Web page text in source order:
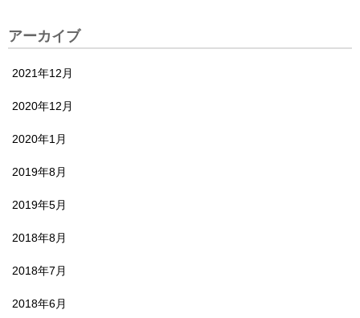
アーカイブ
2021年12月
2020年12月
2020年1月
2019年8月
2019年5月
2018年8月
2018年7月
2018年6月